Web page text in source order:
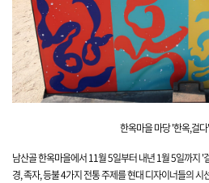
한옥마을 마당 '한옥,걸
남산골 한옥마을에서 11월 5일부터 내년 1월 5일까지 '
경, 족자, 등불 4가지 전통 주제를 현대 디자이너들의